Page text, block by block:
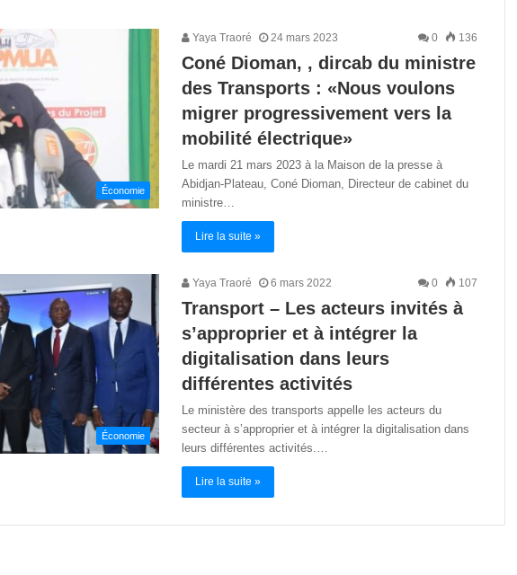
Économie
Yaya Traoré 24 mars 2023 0 136
Coné Dioman, , dircab du ministre
des Transports : «Nous voulons
migrer progressivement vers la
mobilité électrique»
Le mardi 21 mars 2023 à la Maison de la presse à
Abidjan-Plateau, Coné Dioman, Directeur de cabinet du
ministre…
Lire la suite »
Économie
Yaya Traoré 6 mars 2022 0 107
Transport – Les acteurs invités à
s’approprier et à intégrer la
digitalisation dans leurs
différentes activités
Le ministère des transports appelle les acteurs du
secteur à s’approprier et à intégrer la digitalisation dans
leurs différentes activités.…
Lire la suite »